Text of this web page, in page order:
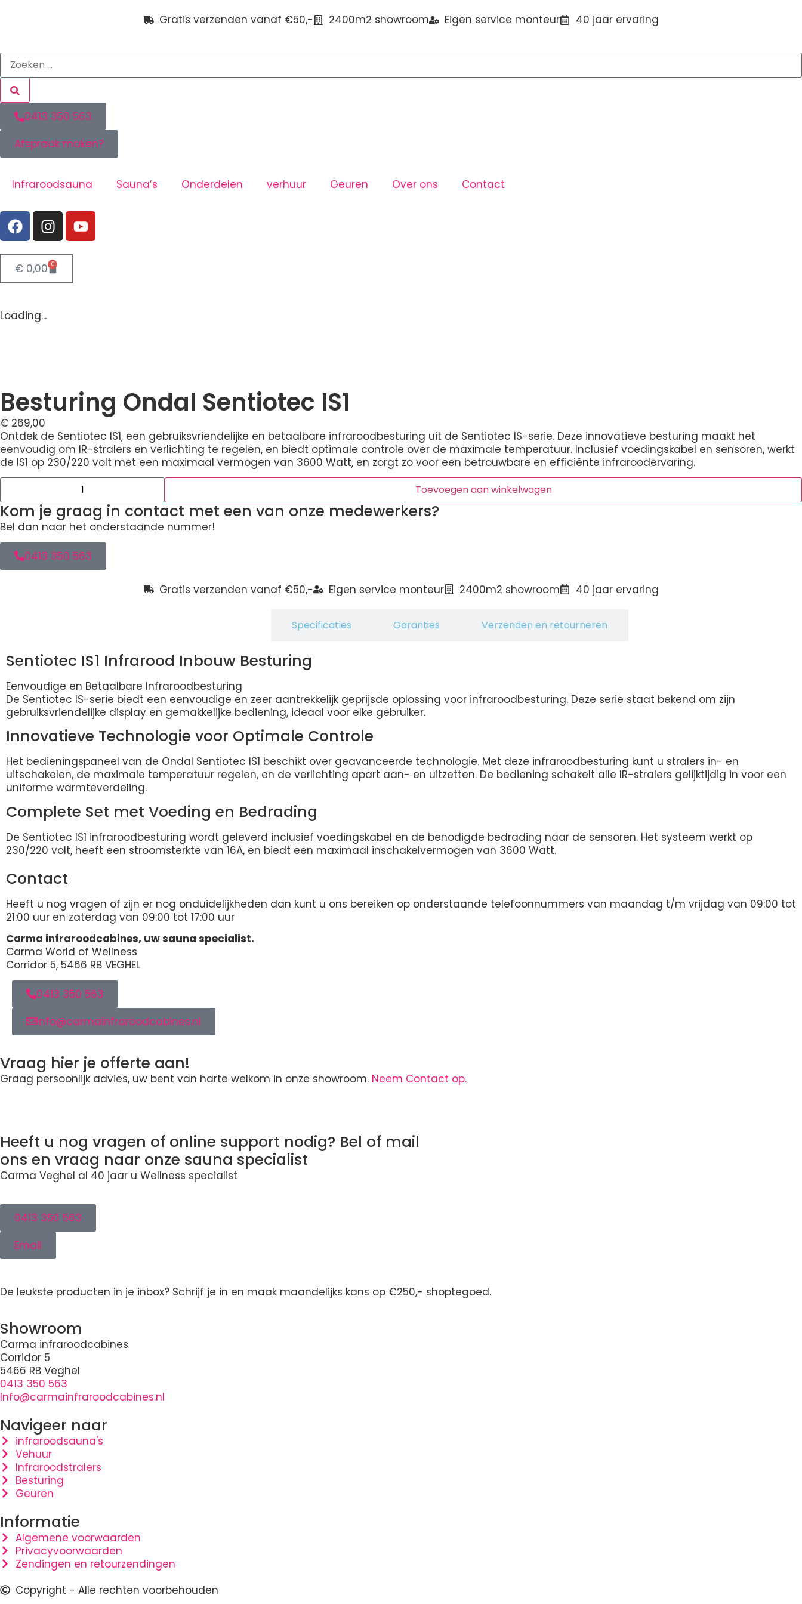
Gratis verzenden vanaf €50,- 2400m2 showroom Eigen service monteur 40 jaar ervaring
0413 350 563
Afspraak maken?
Infraroodsauna Sauna’s Onderdelen verhuur Geuren Over ons Contact
€ 0,00 0
Loading...
Besturing Ondal Sentiotec IS1
€ 269,00
Ontdek de Sentiotec IS1, een gebruiksvriendelijke en betaalbare infraroodbesturing uit de Sentiotec IS-serie. Deze innovatieve besturing maakt het
eenvoudig om IR-stralers en verlichting te regelen, en biedt optimale controle over de maximale temperatuur. Inclusief voedingskabel en sensoren, werkt
de IS1 op 230/220 volt met een maximaal vermogen van 3600 Watt, en zorgt zo voor een betrouwbare en efficiënte infraroodervaring.
Toevoegen aan winkelwagen
Kom je graag in contact met een van onze medewerkers?
Bel dan naar het onderstaande nummer!
0413 350 563
Gratis verzenden vanaf €50,- Eigen service monteur 2400m2 showroom 40 jaar ervaring
Specificaties Garanties Verzenden en retourneren
Sentiotec IS1 Infrarood Inbouw Besturing
Eenvoudige en Betaalbare Infraroodbesturing
De Sentiotec IS-serie biedt een eenvoudige en zeer aantrekkelijk geprijsde oplossing voor infraroodbesturing. Deze serie staat bekend om zijn
gebruiksvriendelijke display en gemakkelijke bediening, ideaal voor elke gebruiker.
Innovatieve Technologie voor Optimale Controle
Het bedieningspaneel van de Ondal Sentiotec IS1 beschikt over geavanceerde technologie. Met deze infraroodbesturing kunt u stralers in- en
uitschakelen, de maximale temperatuur regelen, en de verlichting apart aan- en uitzetten. De bediening schakelt alle IR-stralers gelijktijdig in voor een
uniforme warmteverdeling.
Complete Set met Voeding en Bedrading
De Sentiotec IS1 infraroodbesturing wordt geleverd inclusief voedingskabel en de benodigde bedrading naar de sensoren. Het systeem werkt op
230/220 volt, heeft een stroomsterkte van 16A, en biedt een maximaal inschakelvermogen van 3600 Watt.
Contact
Heeft u nog vragen of zijn er nog onduidelijkheden dan kunt u ons bereiken op onderstaande telefoonnummers van maandag t/m vrijdag van 09:00 tot
21:00 uur en zaterdag van 09:00 tot 17:00 uur
Carma infraroodcabines, uw sauna specialist.
Carma World of Wellness
Corridor 5, 5466 RB VEGHEL
0413 350 563
Info@carmainfraroodcabines.nl
Vraag hier je offerte aan!
Graag persoonlijk advies, uw bent van harte welkom in onze showroom. Neem Contact op.
Heeft u nog vragen of online support nodig? Bel of mail
ons en vraag naar onze sauna specialist
Carma Veghel al 40 jaar u Wellness specialist
0413 350 563
Email
De leukste producten in je inbox? Schrijf je in en maak maandelijks kans op €250,- shoptegoed.
Showroom
Carma infraroodcabines
Corridor 5
5466 RB Veghel
0413 350 563
Info@carmainfraroodcabines.nl
Navigeer naar
infraroodsauna's
Vehuur
Infraroodstralers
Besturing
Geuren
Informatie
Algemene voorwaarden
Privacyvoorwaarden
Zendingen en retourzendingen
Copyright - Alle rechten voorbehouden